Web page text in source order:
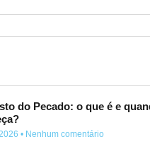
do Pecado: o que é e
Nenhum comentário